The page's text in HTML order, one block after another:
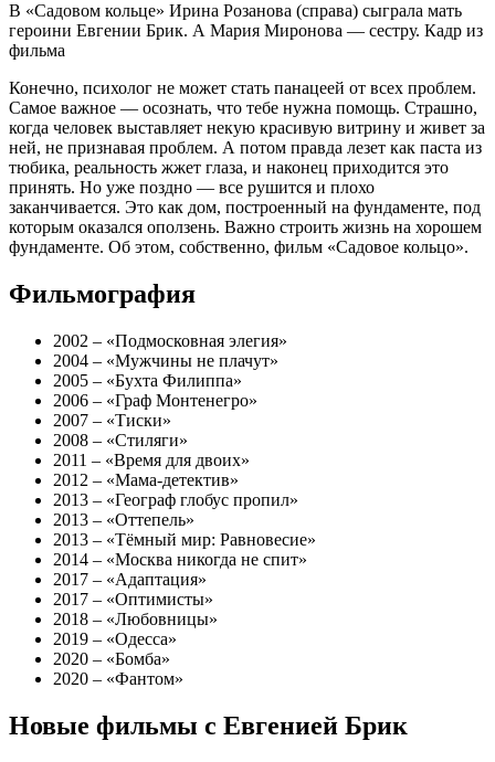
В «Садовом кольце» Ирина Розанова (справа) сыграла мать
героини Евгении Брик. А Мария Миронова — сестру. Кадр из
фильма
Конечно, психолог не может стать панацеей от всех проблем.
Самое важное — осознать, что тебе нужна помощь. Страшно,
когда человек выставляет некую красивую витрину и живет за
ней, не признавая проблем. А потом правда лезет как паста из
тюбика, реальность жжет глаза, и наконец приходится это
принять. Но уже поздно — все рушится и плохо
заканчивается. Это как дом, построенный на фундаменте, под
которым оказался оползень. Важно строить жизнь на хорошем
фундаменте. Об этом, собственно, фильм «Садовое кольцо».
Фильмография
2002 – «Подмосковная элегия»
2004 – «Мужчины не плачут»
2005 – «Бухта Филиппа»
2006 – «Граф Монтенегро»
2007 – «Тиски»
2008 – «Стиляги»
2011 – «Время для двоих»
2012 – «Мама-детектив»
2013 – «Географ глобус пропил»
2013 – «Оттепель»
2013 – «Тёмный мир: Равновесие»
2014 – «Москва никогда не спит»
2017 – «Адаптация»
2017 – «Оптимисты»
2018 – «Любовницы»
2019 – «Одесса»
2020 – «Бомба»
2020 – «Фантом»
Новые фильмы с Евгенией Брик